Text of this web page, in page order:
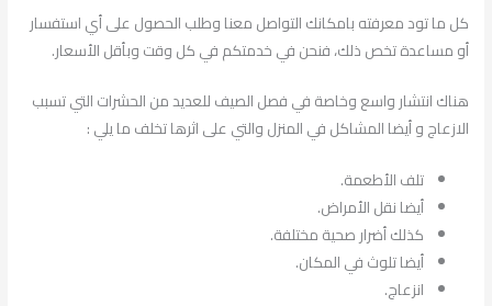
كل ما تود معرفته بامكانك التواصل معنا وطلب الحصول على أي استفسار
أو مساعدة تخص ذلك، فنحن في خدمتكم في كل وقت وبأقل الأسعار.
هناك انتشار واسع وخاصة في فصل الصيف للعديد من الحشرات التي تسبب
الازعاج و أيضا المشاكل في المنزل والتي على اثرها تخلف ما يلي :
تلف الأطعمة.
أيضا نقل الأمراض.
كذلك أضرار صحية مختلفة.
أيضا تلوث في المكان.
انزعاج.